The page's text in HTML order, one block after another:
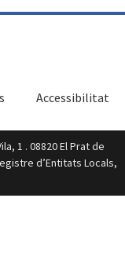
Accessibilitat
1 . 08820 El Prat de
d’Entitats Locals,